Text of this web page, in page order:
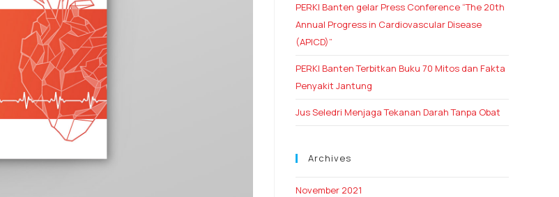
PERKI Banten gelar Press Conference “The 20th
Annual Progress in Cardiovascular Disease
(APICD)”
PERKI Banten Terbitkan Buku 70 Mitos dan Fakta
Penyakit Jantung
Jus Seledri Menjaga Tekanan Darah Tanpa Obat
Archives
November 2021